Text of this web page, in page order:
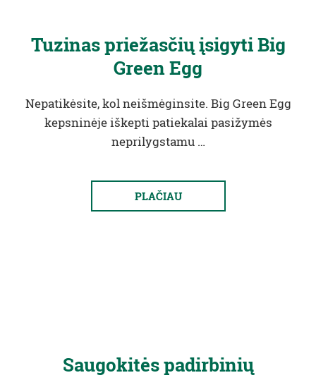
Tuzinas priežasčių įsigyti Big
Green Egg
Nepatikėsite, kol neišmėginsite. Big Green Egg
kepsninėje iškepti patiekalai pasižymės
neprilygstamu …
PLAČIAU
Saugokitės padirbinių